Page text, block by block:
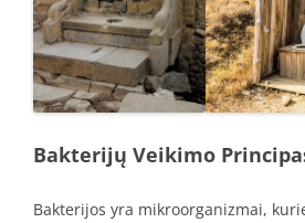
Bakterijų Veikimo
Bakterijos yra mikroorganizmai,